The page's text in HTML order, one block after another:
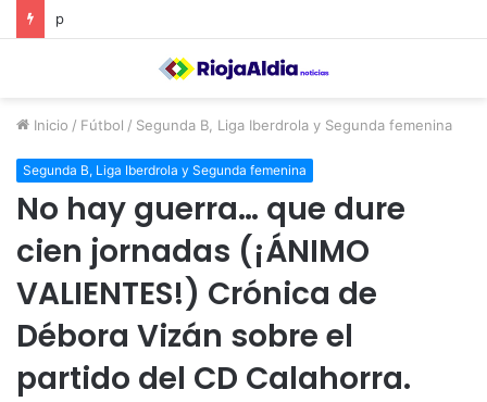
Inicio / Fútbol / Segunda B, Liga Iberdrola y Segunda femenina
Segunda B, Liga Iberdrola y Segunda femenina
No hay guerra… que dure
cien jornadas (¡ÁNIMO
VALIENTES!) Crónica de
Débora Vizán sobre el
partido del CD Calahorra.